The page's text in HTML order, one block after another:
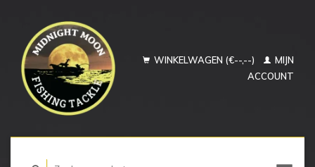
WINKELWAGEN (€--,--)
MIJN
ACCOUNT